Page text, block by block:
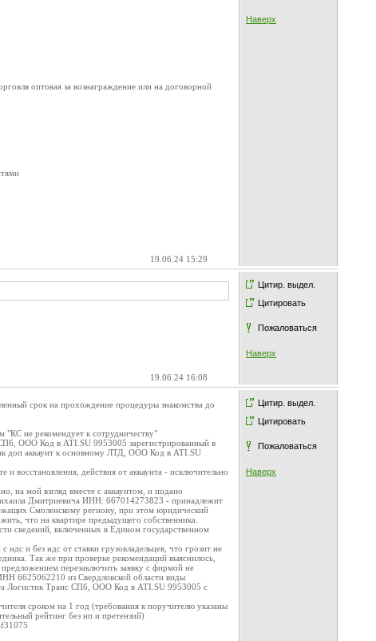
Наверх
оптовая за вознаграждение или на договорной
19.06.24 15:29
Цитир. выдел.
Цитировать
Пожаловаться
Наверх
19.06.24 16:08
Цитир. выдел.
Цитировать
Пожаловаться
Наверх
срок на прохождение процедуры знакомства до
не рекомендует к сотрудничеству"
ООО Код в ATI.SU 9953005 зарегистрированный в
доп аккаунт к основному ЛТД, ООО Код в ATI.SU
и восстановления, действия от аккаунта - исключительно
на мой взгляд вместе с аккаунтом, и подано
Дмитриевича ИНН: 667014273823 - принадлежит
Смоленскому региону, при этом юридический
что на квартире предыдущего собственника.
сведений, включенных в Едином государственном
и без ндс от ставки грузовладельцев, что грозит не
Так же при проверке рекомендаций выяснилось,
перезаключить заявку с фирмой не
6625062210 из Свердловской области виды
Логистик Транс СПб, ООО Код в ATI.SU 9953005 с
сроком на 1 год (требования к поручителю указаны
рейтинг без нп и претензий)